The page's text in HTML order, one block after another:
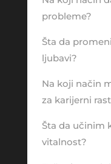
probleme?
Šta da
ljubavi?
Na koji način
za karijerni
Šta da učinim
vitalnost?